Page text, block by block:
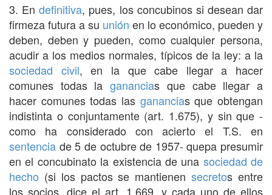
3. Endefinitiva, pues, los concubinos si desean dar
firmeza futura a su unión en lo económico, pueden y
deben, deben y pueden, como cualquier persona,
acudir a los medios normales, típicos de la ley: a la
sociedad civil, en la que cabe llegar a hacer
comunes todas laganancias que cabe llegar a
hacer comunes todas las ganancias que obtengan
indistinta o conjuntamente (art. 1.675), y sin que -
como ha considerado con acierto el T.S. en
sentencia de 5 de octubre de 1957- quepa presumir
en el concubinato la existencia de una sociedad de
hecho (si los pactos se mantienensecretos entre
los socios, dice el art. 1.669, y cada uno de ellos